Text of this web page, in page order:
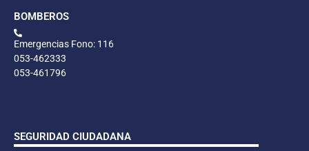
BOMBEROS
Emergencias Fono: 116
053-462333
053-461796
SEGURIDAD CIUDADANA